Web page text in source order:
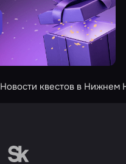
Новости квестов в Нижнем
Перейти на сайт